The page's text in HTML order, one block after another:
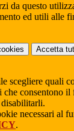
da questo
ed utili alle
Accetta
scegliere quali
consentono il
necessari al
.